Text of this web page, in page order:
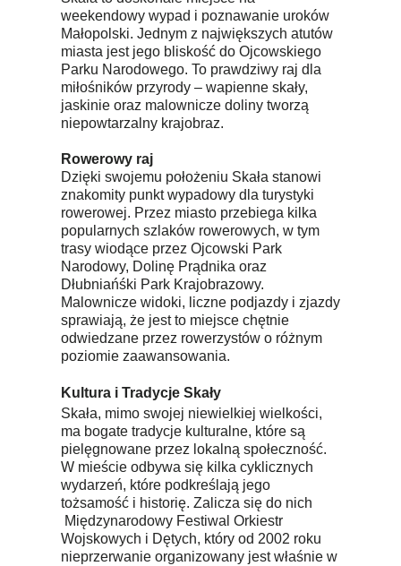
weekendowy wypad i poznawanie uroków
Małopolski. Jednym z największych atutów
miasta jest jego bliskość do Ojcowskiego
Parku Narodowego. To prawdziwy raj dla
miłośników przyrody – wapienne skały,
jaskinie oraz malownicze doliny tworzą
niepowtarzalny krajobraz.
Rowerowy raj
Dzięki swojemu położeniu Skała stanowi
znakomity punkt wypadowy dla turystyki
rowerowej. Przez miasto przebiega kilka
popularnych szlaków rowerowych, w tym
trasy wiodące przez Ojcowski Park
Narodowy, Dolinę Prądnika oraz
Dłubniańśki Park Krajobrazowy.
Malownicze widoki, liczne podjazdy i zjazdy
sprawiają, że jest to miejsce chętnie
odwiedzane przez rowerzystów o różnym
poziomie zaawansowania.
Kultura i Tradycje Skały
Skała, mimo swojej niewielkiej wielkości,
ma bogate tradycje kulturalne, które są
pielęgnowane przez lokalną społeczność.
W mieście odbywa się kilka cyklicznych
wydarzeń, które podkreślają jego
tożsamość i historię. Zalicza się do nich
Międzynarodowy Festiwal Orkiestr
Wojskowych i Dętych, który od 2002 roku
nieprzerwanie organizowany jest właśnie w